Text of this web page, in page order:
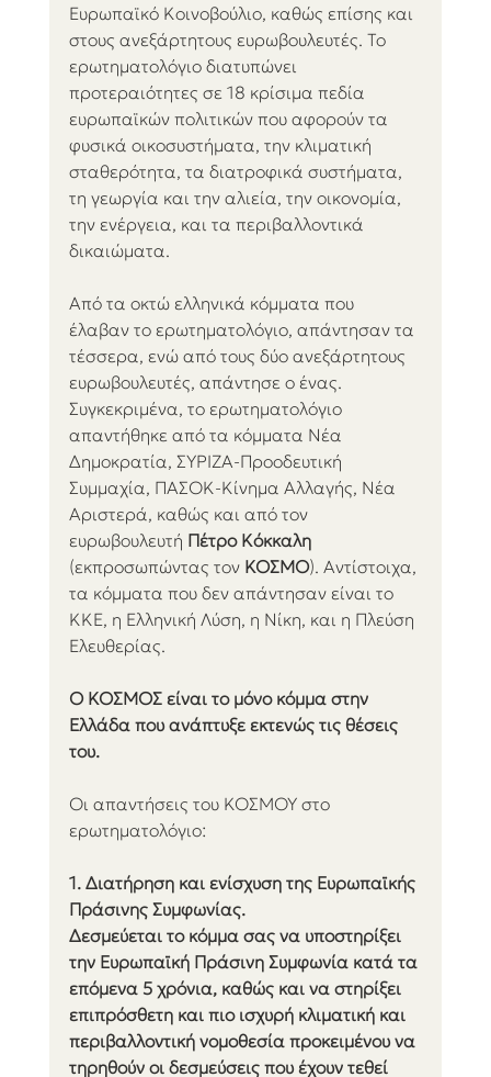
Ευρωπαϊκό Κοινοβούλιο, καθώς επίσης και
στους ανεξάρτητους ευρωβουλευτές. Το
ερωτηματολόγιο διατυπώνει
προτεραιότητες σε 18 κρίσιμα πεδία
ευρωπαϊκών πολιτικών που αφορούν τα
φυσικά οικοσυστήματα, την κλιματική
σταθερότητα, τα διατροφικά συστήματα,
τη γεωργία και την αλιεία, την οικονομία,
την ενέργεια, και τα περιβαλλοντικά
δικαιώματα.
Από τα οκτώ ελληνικά κόμματα που
έλαβαν το ερωτηματολόγιο, απάντησαν τα
τέσσερα, ενώ από τους δύο ανεξάρτητους
ευρωβουλευτές, απάντησε ο ένας.
Συγκεκριμένα, το ερωτηματολόγιο
απαντήθηκε από τα κόμματα Νέα
Δημοκρατία, ΣΥΡΙΖΑ-Προοδευτική
Συμμαχία, ΠΑΣΟΚ-Κίνημα Αλλαγής, Νέα
Αριστερά, καθώς και από τον
ευρωβουλευτή Πέτρο Κόκκαλη
(εκπροσωπώντας τον ΚΟΣΜΟ). Αντίστοιχα,
τα κόμματα που δεν απάντησαν είναι το
ΚΚΕ, η Ελληνική Λύση, η Νίκη, και η Πλεύση
Ελευθερίας.
O KOΣΜΟΣ είναι το μόνο κόμμα στην
Ελλάδα που ανάπτυξε εκτενώς τις θέσεις
του.
Οι απαντήσεις του ΚΟΣΜΟΥ στο
ερωτηματολόγιο:
1. Διατήρηση και ενίσχυση της Ευρωπαϊκής
Πράσινης Συμφωνίας.
Δεσμεύεται το κόμμα σας να υποστηρίξει
την Ευρωπαϊκή Πράσινη Συμφωνία κατά τα
επόμενα 5 χρόνια, καθώς και να στηρίξει
επιπρόσθετη και πιο ισχυρή κλιματική και
περιβαλλοντική νομοθεσία προκειμένου να
τηρηθούν οι δεσμεύσεις που έχουν τεθεί